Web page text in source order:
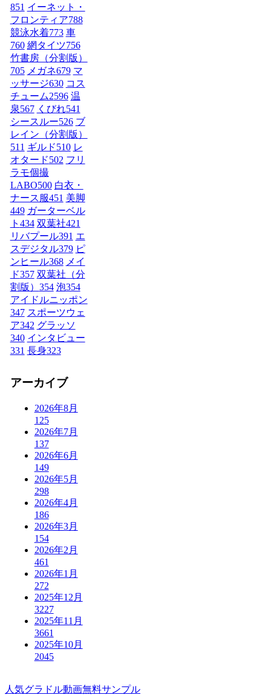
851 イーネット・
フロンティア788
競泳水着773 車
760 網タイツ756
竹書房（分割版）
705 メガネ679 マ
ッサージ630 コス
チューム2596 温
泉567 くびれ541
シースルー526 ブ
レイン（分割版）
511 ギルド510 レ
オタード502 フリ
ラモ個撮
LABO500 白衣・
ナース服451 美脚
449 ガーターベル
ト 434 双葉社421
リバプール391 エ
スデジタル379 ピ
ンヒール368 メイ
ド357 双葉社（分
割版） 354 泡354
アイドルニッポン
347 スポーツウェ
ア342 グラッソ
340 インタビュー
331 長身323
アーカイブ
2026年8月
125
2026年7月
137
2026年6月
149
2026年5月
298
2026年4月
186
2026年3月
154
2026年2月
461
2026年1月
272
2025年12月
3227
2025年11月
3661
2025年10月
2045
人気グラドル動画無料サンプル